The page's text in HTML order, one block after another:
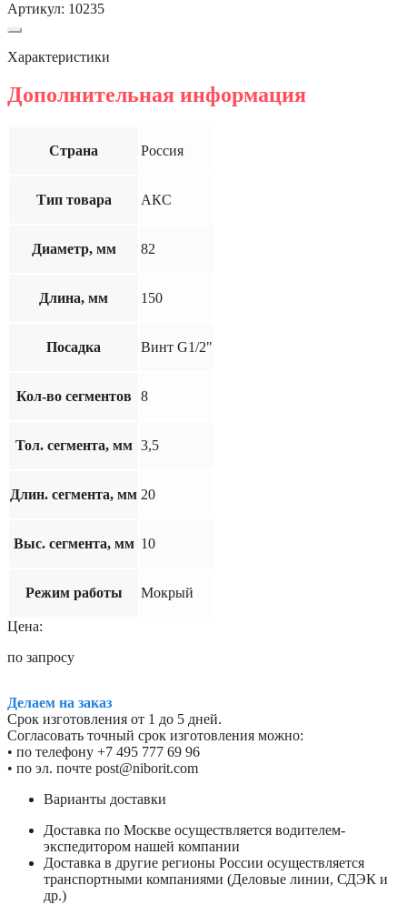
Артикул: 10235
Характеристики
Дополнительная информация
Страна Россия
Тип товара АКС
Диаметр, мм 82
Длина, мм 150
Посадка Винт G1/2"
Кол-во сегментов 8
Тол. сегмента, мм 3,5
Длин. сегмента, мм 20
Выс. сегмента, мм 10
Режим работы Мокрый
Цена:
по запросу
Делаем на заказ
Срок изготовления от 1 до 5 дней.
Согласовать точный срок изготовления можно:
• по телефону +7 495 777 69 96
• по эл. почте post@niborit.com
Варианты доставки
Доставка по Москве осуществляется водителем-
экспедитором нашей компании
Доставка в другие регионы России осуществляется
транспортными компаниями (Деловые линии, СДЭК и
др.)